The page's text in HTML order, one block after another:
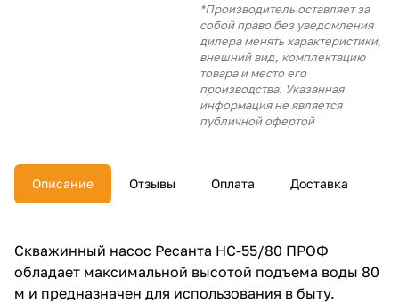
*Производитель оставляет за
собой право без уведомления
дилера менять характеристики,
внешний вид, комплектацию
товара и место его
производства. Указанная
информация не является
публичной офертой
Описание Отзывы Оплата Доставка
Скважинный насос Ресанта НС-55/80 ПРОФ
обладает максимальной высотой подъема воды 80
м и предназначен для использования в быту.
раз в 2